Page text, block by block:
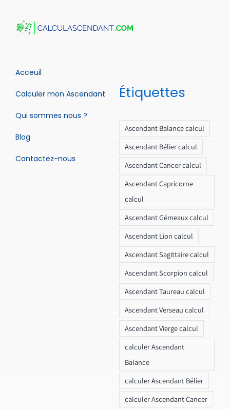
Acceuil
Calculer mon Ascendant
Qui sommes nous ?
Blog
Contactez-nous
Étiquettes
Ascendant Balance calcul
Ascendant Bélier calcul
Ascendant Cancer calcul
Ascendant Capricorne
calcul
Ascendant Gémeaux calcul
Ascendant Lion calcul
Ascendant Sagittaire calcul
Ascendant Scorpion calcul
Ascendant Taureau calcul
Ascendant Verseau calcul
Ascendant Vierge calcul
calculer Ascendant
Balance
calculer Ascendant Bélier
calculer Ascendant Cancer